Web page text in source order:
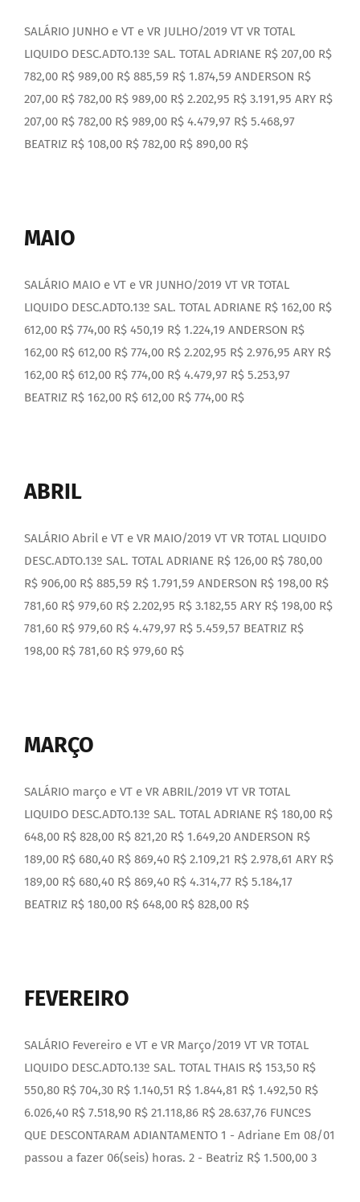
SALÁRIO JUNHO e VT e VR JULHO/2019 VT VR TOTAL
LIQUIDO DESC.ADTO.13º SAL. TOTAL ADRIANE R$ 207,00 R$
782,00 R$ 989,00 R$ 885,59 R$ 1.874,59 ANDERSON R$
207,00 R$ 782,00 R$ 989,00 R$ 2.202,95 R$ 3.191,95 ARY R$
207,00 R$ 782,00 R$ 989,00 R$ 4.479,97 R$ 5.468,97
BEATRIZ R$ 108,00 R$ 782,00 R$ 890,00 R$
MAIO
SALÁRIO MAIO e VT e VR JUNHO/2019 VT VR TOTAL
LIQUIDO DESC.ADTO.13º SAL. TOTAL ADRIANE R$ 162,00 R$
612,00 R$ 774,00 R$ 450,19 R$ 1.224,19 ANDERSON R$
162,00 R$ 612,00 R$ 774,00 R$ 2.202,95 R$ 2.976,95 ARY R$
162,00 R$ 612,00 R$ 774,00 R$ 4.479,97 R$ 5.253,97
BEATRIZ R$ 162,00 R$ 612,00 R$ 774,00 R$
ABRIL
SALÁRIO Abril e VT e VR MAIO/2019 VT VR TOTAL LIQUIDO
DESC.ADTO.13º SAL. TOTAL ADRIANE R$ 126,00 R$ 780,00
R$ 906,00 R$ 885,59 R$ 1.791,59 ANDERSON R$ 198,00 R$
781,60 R$ 979,60 R$ 2.202,95 R$ 3.182,55 ARY R$ 198,00 R$
781,60 R$ 979,60 R$ 4.479,97 R$ 5.459,57 BEATRIZ R$
198,00 R$ 781,60 R$ 979,60 R$
MARÇO
SALÁRIO março e VT e VR ABRIL/2019 VT VR TOTAL
LIQUIDO DESC.ADTO.13º SAL. TOTAL ADRIANE R$ 180,00 R$
648,00 R$ 828,00 R$ 821,20 R$ 1.649,20 ANDERSON R$
189,00 R$ 680,40 R$ 869,40 R$ 2.109,21 R$ 2.978,61 ARY R$
189,00 R$ 680,40 R$ 869,40 R$ 4.314,77 R$ 5.184,17
BEATRIZ R$ 180,00 R$ 648,00 R$ 828,00 R$
FEVEREIRO
SALÁRIO Fevereiro e VT e VR Março/2019 VT VR TOTAL
LIQUIDO DESC.ADTO.13º SAL. TOTAL THAIS R$ 153,50 R$
550,80 R$ 704,30 R$ 1.140,51 R$ 1.844,81 R$ 1.492,50 R$
6.026,40 R$ 7.518,90 R$ 21.118,86 R$ 28.637,76 FUNCºS
QUE DESCONTARAM ADIANTAMENTO 1 - Adriane Em 08/01
passou a fazer 06(seis) horas. 2 - Beatriz R$ 1.500,00 3